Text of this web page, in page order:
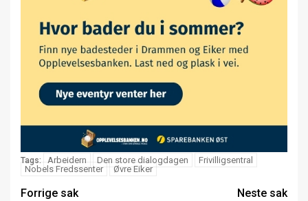
Tags: Arbeidern Den store dialogdagen
Frivilligsentral
Nobels Fredssenter
Øvre Eiker
Forrige sak
Neste sak